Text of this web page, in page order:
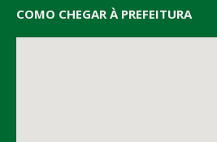
COMO CHEGAR À PREFEITURA